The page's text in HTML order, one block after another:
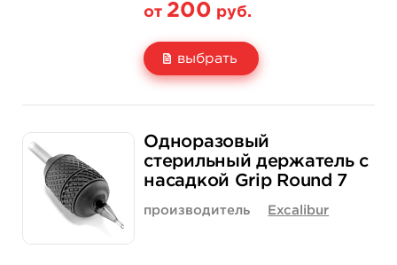
от 200 руб.
выбрать
Цена
Количество купить купить
Одноразовый
стерильный держатель с
насадкой Grip Round 7
производитель Excalibur